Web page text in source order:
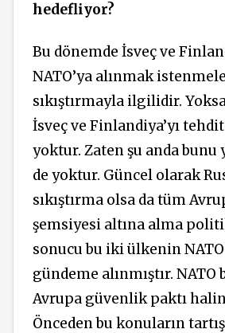
hedefliyor?
Bu dönemde İsveç ve
NATO’ya alınmak
sıkıştırmayla ilgilidir.
İsveç ve Finlandiya’yı
yoktur. Zaten şu anda bunu
de yoktur. Güncel olarak
sıkıştırma olsa da tüm
şemsiyesi altına alma
sonucu bu iki ülkenin
gündeme alınmıştır.
Avrupa güvenlik paktı
Önceden bu konuların